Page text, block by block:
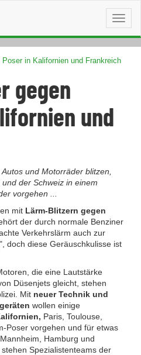
Poser in Kalifornien und Frankreich
gegen
und
und Motorräder blitzen,
der Schweiz in einem
vorgehen ...
mit Lärm-Blitzern gegen
der durch normale Benziner
Verkehrslärm auch zur
doch diese Geräuschkulisse ist
die eine Lautstärke
Düsenjets gleicht, stehen
Mit neuer Technik und
wollen einige
Paris, Toulouse,
Poser vorgehen und für etwas
Hamburg und
Spezialistenteams der